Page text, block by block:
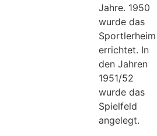
Jahre. 1950
wurde das
Sportlerheim
errichtet. In
den Jahren
1951/52
wurde das
Spielfeld
angelegt.